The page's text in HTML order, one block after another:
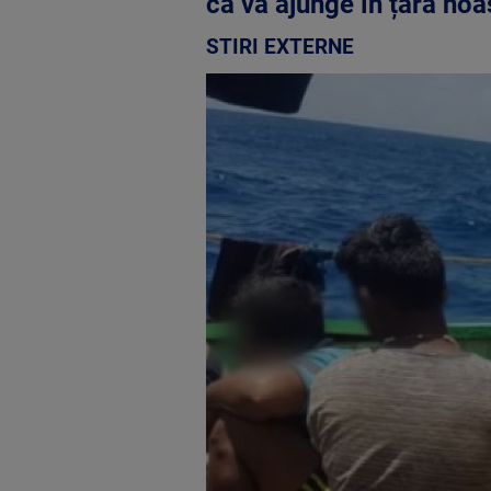
STIRI EXTERNE